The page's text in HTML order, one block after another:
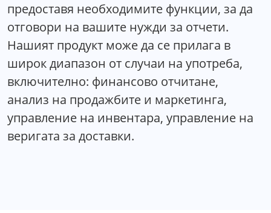
предоставя необходимите функции, за да
отговори на вашите нужди за отчети.
Нашият продукт може да се прилага в
широк диапазон от случаи на употреба,
включително: финансово отчитане,
анализ на продажбите и маркетинга,
управление на инвентара, управление на
веригата за доставки.